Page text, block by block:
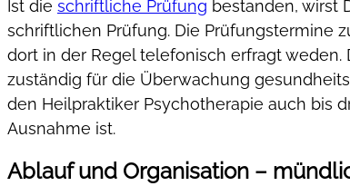
Ist die schriftliche Prüfung bestanden, wirst
schriftlichen Prüfung. Die Prüfungstermine
dort in der Regel telefonisch erfragt weden.
zuständig für die Überwachung
den Heilpraktiker Psychotherapie auch bis
Ausnahme ist.
Ablauf und Organisation –